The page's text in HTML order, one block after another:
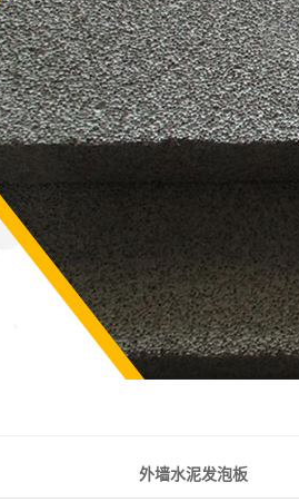
外墙水泥发泡板